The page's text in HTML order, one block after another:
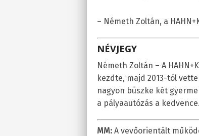
– Németh Zoltán, a
NÉVJEGY
Németh Zoltán – A
kezdte, majd 2013-tól
nagyon büszke két
a pályaautózás a kedvence.
MM: A vevőorientált